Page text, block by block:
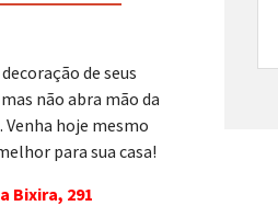
de seus
não abra mão da
Venha hoje mesmo
para sua casa!
Bixira, 291